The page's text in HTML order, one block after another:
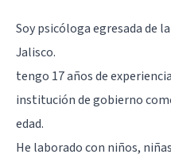
Soy psicóloga egresada de
Jalisco.
tengo 17 años de
institución de gobierno
edad.
He laborado con niños,